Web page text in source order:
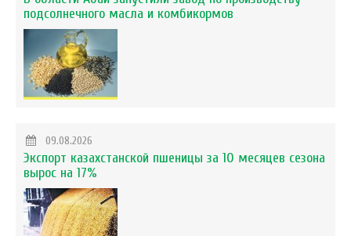
подсолнечного масла и комбикормов
09.08.2026
Экспорт казахстанской пшеницы за 10 месяцев сезона
вырос на 17%